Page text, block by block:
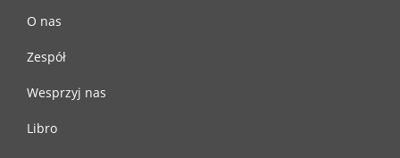
O nas
Zespół
Wesprzyj nas
Libro